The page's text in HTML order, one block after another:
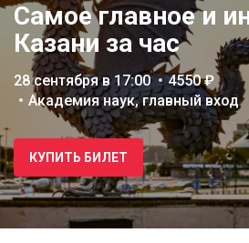
Самое главное и
Казани за час
28 сентября в 17:00
4550 ₽
Академия наук, главный вход
КУПИТЬ БИЛЕТ